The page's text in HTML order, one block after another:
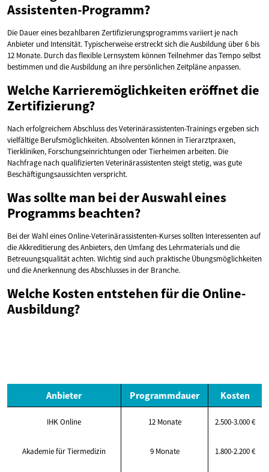
Assistenten-Programm?
Die Dauer eines bezahlbaren Zertifizierungsprogramms variiert je nach
Anbieter und Intensität. Typischerweise erstreckt sich die Ausbildung über 6 bis
12 Monate. Durch das flexible Lernsystem können Teilnehmer das Tempo selbst
bestimmen und die Ausbildung an ihre persönlichen Zeitpläne anpassen.
Welche Karrieremöglichkeiten eröffnet die
Zertifizierung?
Nach erfolgreichem Abschluss des Veterinärassistenten-Trainings ergeben sich
vielfältige Berufsmöglichkeiten. Absolventen können in Tierarztpraxen,
Tierkliniken, Forschungseinrichtungen oder Tierheimen arbeiten. Die
Nachfrage nach qualifizierten Veterinärassistenten steigt stetig, was gute
Beschäftigungsaussichten verspricht.
Was sollte man bei der Auswahl eines
Programms beachten?
Bei der Wahl eines Online-Veterinärassistenten-Kurses sollten Interessenten auf
die Akkreditierung des Anbieters, den Umfang des Lehrmaterials und die
Betreuungsqualität achten. Wichtig sind auch praktische Übungsmöglichkeiten
und die Anerkennung des Abschlusses in der Branche.
Welche Kosten entstehen für die Online-
Ausbildung?
Anbieter Programmdauer Kosten
IHK Online 12 Monate 2.500-3.000 €
Akademie für Tiermedizin 9 Monate 1.800-2.200 €